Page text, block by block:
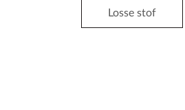
Losse stof